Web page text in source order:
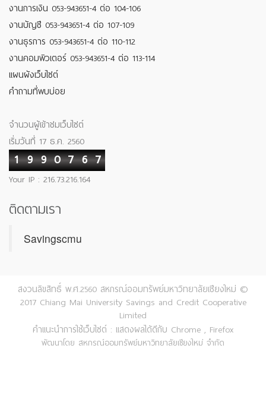
งานการเงิน 053-943651-4 ต่อ 104-106
งานบัญชี 053-943651-4 ต่อ 107-109
งานธุรการ 053-943651-4 ต่อ 110-112
งานคอมพิวเตอร์ 053-943651-4 ต่อ 113-114
แผนผังเว็บไซต์
คำถามที่พบบ่อย
จำนวนผู้เข้าชมเว็บไซต์
เริ่มวันที่ 17 ธ.ค. 2560
1 9 9 0 7 6 7
Your IP : 216.73.216.164
ติดตามเรา
Savingscmu
สงวนลิขสิทธิ์ พ.ศ.2560 สหกรณ์ออมทรัพย์มหาวิทยาลัยเชียงใหม่ ©
2017 Chiang Mai University Savings and Credit Cooperative
Limited
คำแนะนำการใช้เว็บไซต์ : แสดงผลได้ดีกับ Chrome , Firefox
พัฒนาโดย สหกรณ์ออมทรัพย์มหาวิทยาลัยเชียงใหม่ จำกัด